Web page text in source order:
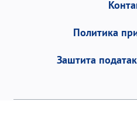
Политика
Заштита